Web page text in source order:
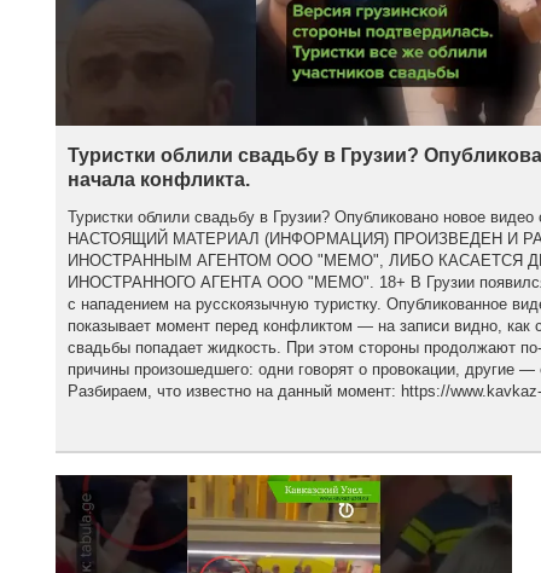
Туристки облили свадьбу в Грузии?
начала конфликта.
Туристки облили свадьбу в Грузии? Опубликовано новое
НАСТОЯЩИЙ МАТЕРИАЛ (ИНФОРМАЦИЯ) ПРОИЗВЕДЕН И
ИНОСТРАННЫМ АГЕНТОМ ООО "МЕМО", ЛИБО КАСАЕТСЯ
ИНОСТРАННОГО АГЕНТА ООО "МЕМО". 18+ В Грузии появился
с нападением на русскоязычную туристку. Опубликованное
показывает момент перед конфликтом — на записи видно, как
свадьбы попадает жидкость. При этом стороны продолжают
причины произошедшего: одни говорят о провокации, другие —
Разбираем, что известно на данный момент: https://